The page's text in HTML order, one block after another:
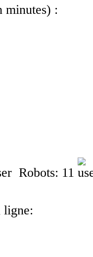
minutes) :
Robots: 11
ligne: